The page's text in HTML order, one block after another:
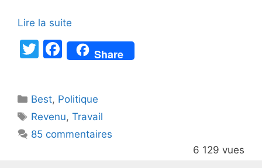
Lire la suite
T
er
F
a
e
b
o
Share
Catégories
Best, Politique
Étiquettes
Revenu,Travail
85 commentaires
6 129 vues